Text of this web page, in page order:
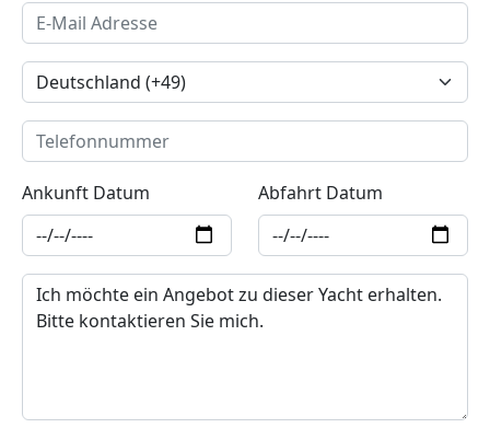
Ankunft Datum Abfahrt Datum